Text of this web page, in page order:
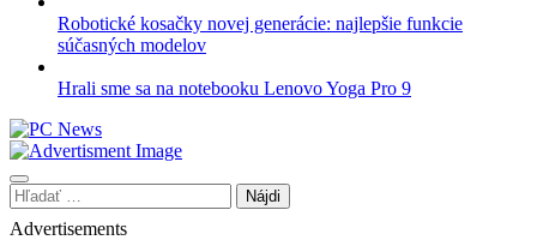
Robotické kosačky novej generácie: najlepšie funkcie
súčasných modelov
Hrali sme sa na notebooku Lenovo Yoga Pro 9
Hľadať:
Advertisements